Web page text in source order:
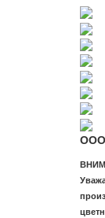
ООО